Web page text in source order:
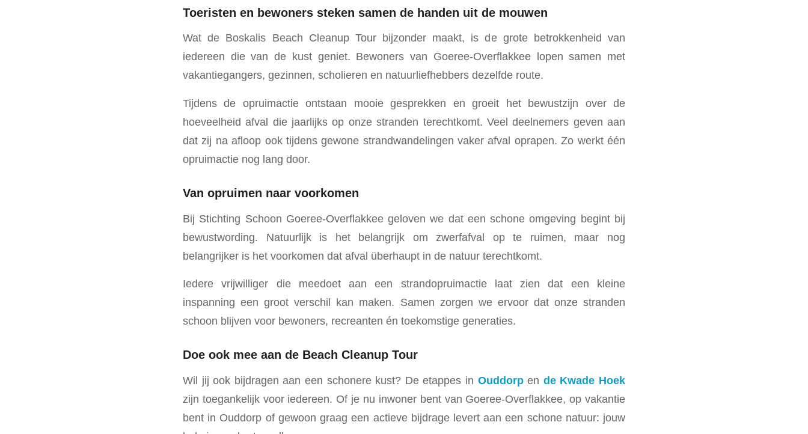
Toeristen en bewoners steken samen de handen uit de mouwen
Wat de Boskalis Beach Cleanup Tour bijzonder maakt, is de grote betrokkenheid van
iedereen die van de kust geniet. Bewoners van Goeree-Overflakkee lopen samen met
vakantiegangers, gezinnen, scholieren en natuurliefhebbers dezelfde route.
Tijdens de opruimactie ontstaan mooie gesprekken en groeit het bewustzijn over de
hoeveelheid afval die jaarlijks op onze stranden terechtkomt. Veel deelnemers geven aan
dat zij na afloop ook tijdens gewone strandwandelingen vaker afval oprapen. Zo werkt één
opruimactie nog lang door.
Van opruimen naar voorkomen
Bij Stichting Schoon Goeree-Overflakkee geloven we dat een schone omgeving begint bij
bewustwording. Natuurlijk is het belangrijk om zwerfafval op te ruimen, maar nog
belangrijker is het voorkomen dat afval überhaupt in de natuur terechtkomt.
Iedere vrijwilliger die meedoet aan een strandopruimactie laat zien dat een kleine
inspanning een groot verschil kan maken. Samen zorgen we ervoor dat onze stranden
schoon blijven voor bewoners, recreanten én toekomstige generaties.
Doe ook mee aan de Beach Cleanup Tour
Wil jij ook bijdragen aan een schonere kust? De etappes in Ouddorpen de Kwade Hoek
zijn toegankelijk voor iedereen. Of je nu inwoner bent van Goeree-Overflakkee, op vakantie
bent in Ouddorp of gewoon graag een actieve bijdrage levert aan een schone natuur: jouw